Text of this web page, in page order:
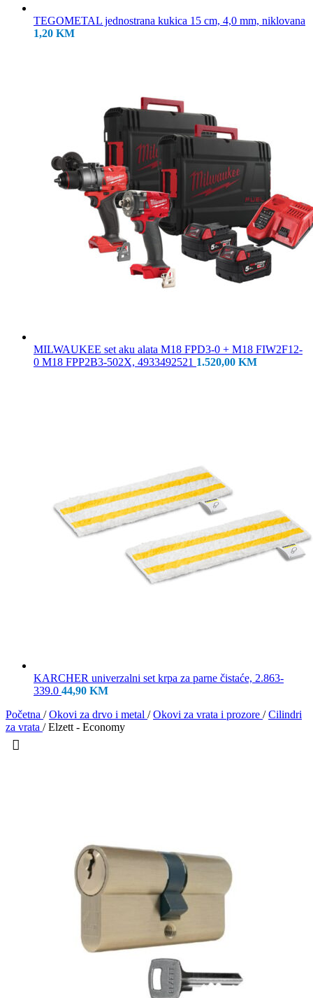
TEGOMETAL jednostrana kukica 15 cm, 4,0 mm, niklovana
1,20 KM
MILWAUKEE set aku alata M18 FPD3-0 + M18 FIW2F12-
0 M18 FPP2B3-502X, 4933492521 1.520,00 KM
KARCHER univerzalni set krpa za parne čistaće, 2.863-
339.0 44,90 KM
Početna / Okovi za drvo i metal / Okovi za vrata i prozore / Cilindri
za vrata / Elzett - Economy